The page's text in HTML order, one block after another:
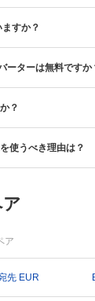
すか？
ーターは無料ですか
？
使うべき理由は？
ア
先 EUR